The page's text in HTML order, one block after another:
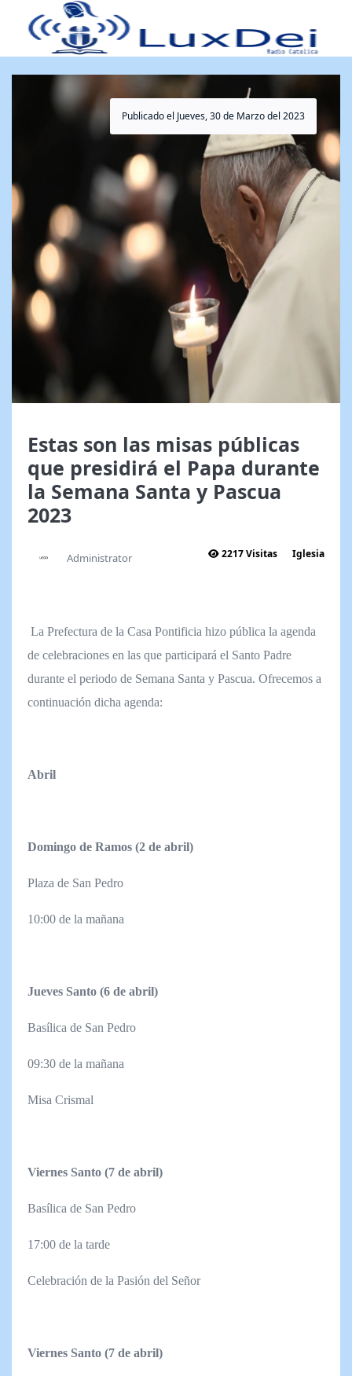
Publicado el Jueves, 30 de Marzo del 2023
Estas son las misas públicas
que presidirá el Papa durante
la Semana Santa y Pascua
2023
Administrator 2217 Visitas Iglesia
La Prefectura de la Casa Pontificia hizo pública la agenda
de celebraciones en las que participará el Santo Padre
durante el periodo de Semana Santa y Pascua. Ofrecemos a
continuación dicha agenda:
Abril
Domingo de Ramos (2 de abril)
Plaza de San Pedro
10:00 de la mañana
Jueves Santo (6 de abril)
Basílica de San Pedro
09:30 de la mañana
Misa Crismal
Viernes Santo (7 de abril)
Basílica de San Pedro
17:00 de la tarde
Celebración de la Pasión del Señor
Viernes Santo (7 de abril)